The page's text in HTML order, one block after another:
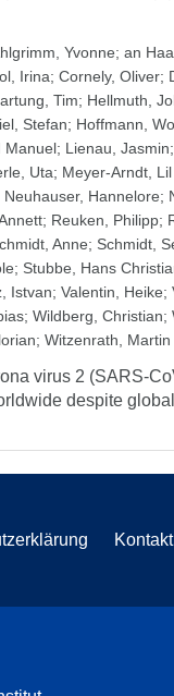
Yvonne; an
Irina; Cornely, Oliver;
Tim; Hellmuth,
Stefan; Hoffmann,
Manuel; Lienau, Jasmin;
Uta; Meyer-Arndt,
Neuhauser, Hannelore;
; Reuken, Philipp;
Anne; Schmidt,
; Stubbe, Hans
Istvan; Valentin, Heike;
; Wildberg, Christian;
; Witzenrath, Martin
virus 2 (SARS-
despite
Kontakt